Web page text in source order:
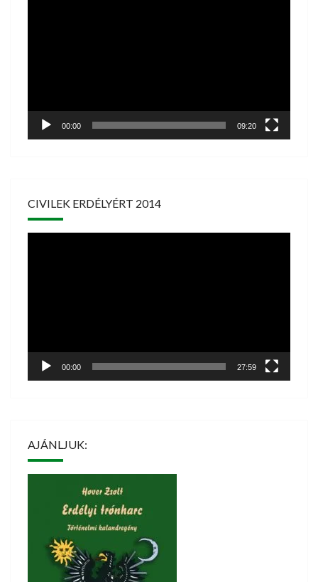
00:00 09:20
CIVILEK ERDÉLYÉRT 2014
00:00 27:59
AJÁNLJUK: